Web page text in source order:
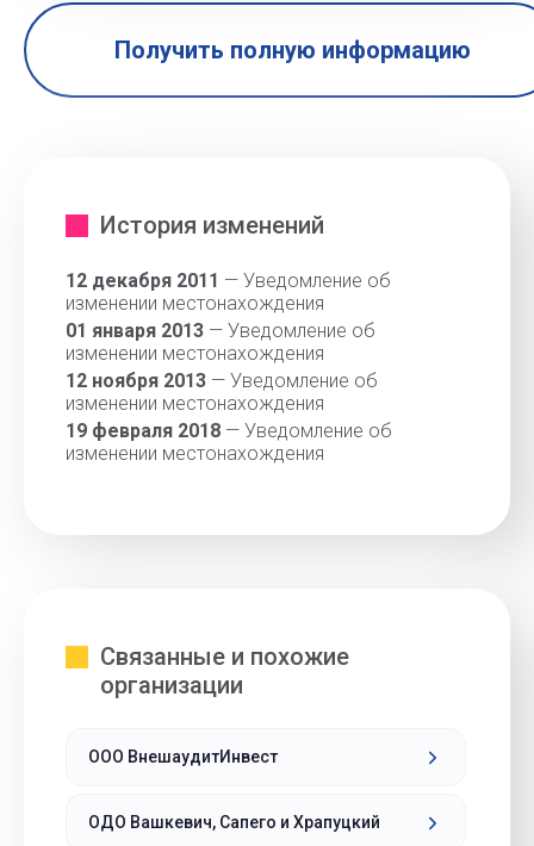
Получить полную информацию
История изменений
12 декабря 2011 — Уведомление об
изменении местонахождения
01 января 2013 — Уведомление об
изменении местонахождения
12 ноября 2013 — Уведомление об
изменении местонахождения
19 февраля 2018 — Уведомление об
изменении местонахождения
Связанные и похожие
организации
ООО ВнешаудитИнвест
ОДО Вашкевич, Сапего и Храпуцкий